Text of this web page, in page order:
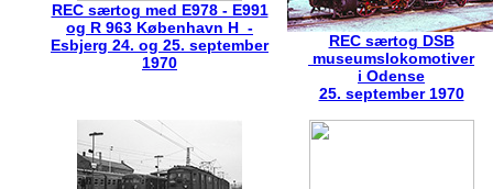
REC særtog med E978 - E991
og R 963 København H -
Esbjerg 24. og 25. september
1970
REC særtog DSB
museumslokomotiver
i Odense
25. september 1970